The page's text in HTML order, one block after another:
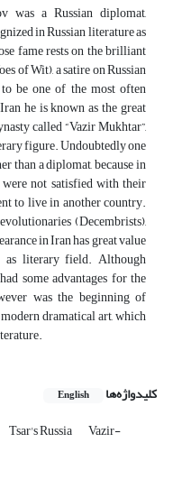
was a Russian diplomat,
in Russian literature as
fame rests on the brilliant
of Wit), a satire on Russian
be one of the most often
he is known as the great
called “Vazir Mukhtar”,
figure. Undoubtedly one
than a diplomat, because in
were not satisfied with their
to live in another country.
(Decembrists),
in Iran has great value
literary field. Although
some advantages for the
was the beginning of
dramatical art, which
کلیدواژه‌ها English
Tsar's Russia Vazir-